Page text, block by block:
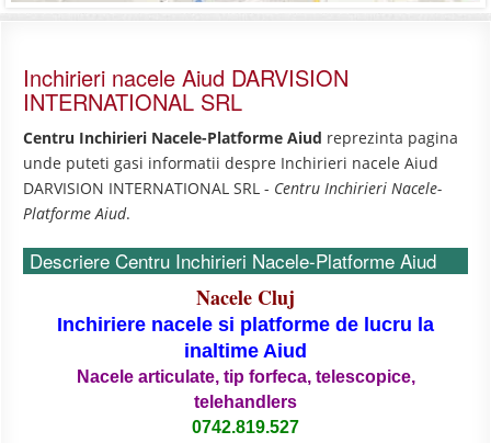
Inchirieri nacele Aiud DARVISION
INTERNATIONAL SRL
Centru Inchirieri Nacele-Platforme Aiud reprezinta pagina
unde puteti gasi informatii despre Inchirieri nacele Aiud
DARVISION INTERNATIONAL SRL - Centru Inchirieri Nacele-
Platforme Aiud.
Descriere Centru Inchirieri Nacele-Platforme Aiud
Nacele Cluj
Inchiriere nacele si platforme de lucru la
inaltime Aiud
Nacele articulate, tip forfeca, telescopice,
telehandlers
0742.819.527